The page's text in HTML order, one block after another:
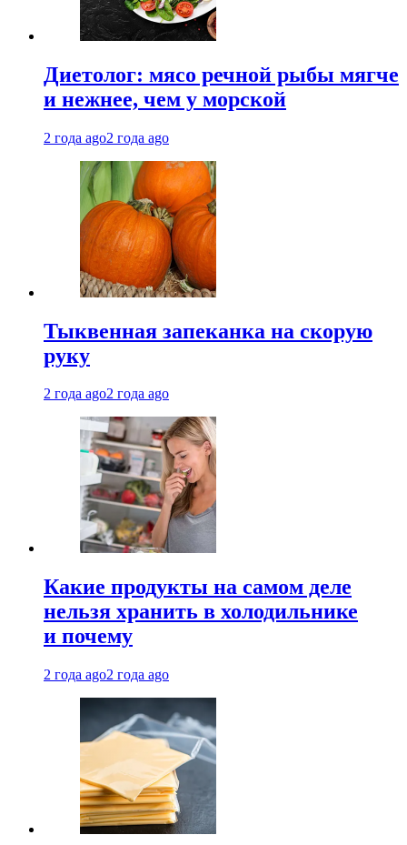
Диетолог: мясо речной рыбы мягче
и нежнее, чем у морской
2 года ago2 года ago
Тыквенная запеканка на скорую
руку
2 года ago2 года ago
Какие продукты на самом деле
нельзя хранить в холодильнике
и почему
2 года ago2 года ago